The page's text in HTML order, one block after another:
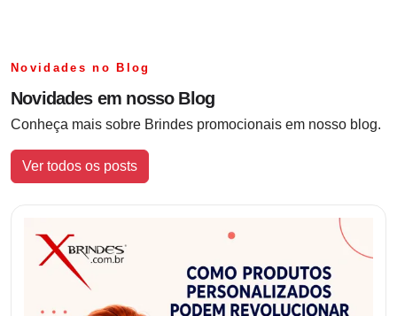
Novidades no Blog
Novidades em nosso Blog
Conheça mais sobre Brindes promocionais em nosso blog.
Ver todos os posts